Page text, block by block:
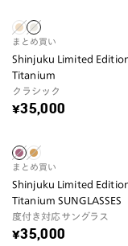
まとめ買い
Shinjuku Limited
Titanium
クラシック
¥35,000
まとめ買い
Shinjuku Limited
Titanium SUNGLASSES
度付き対応サングラス
¥35,000